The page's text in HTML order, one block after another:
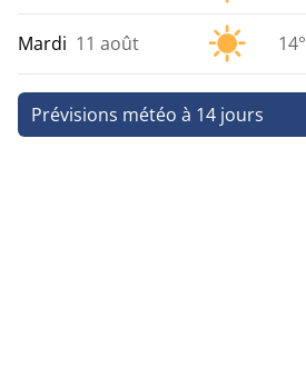
Mardi 11 août 14°
Prévisions météo à 14 jours